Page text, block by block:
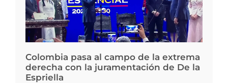
Colombia pasa al campo de la extrema
derecha con la juramentación de De la
Espriella